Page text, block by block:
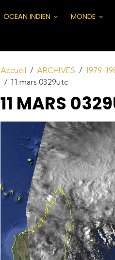
OCEAN INDIEN MONDE
Accueil ARCHIVES 1979-
11 mars 0329utc
11 MARS